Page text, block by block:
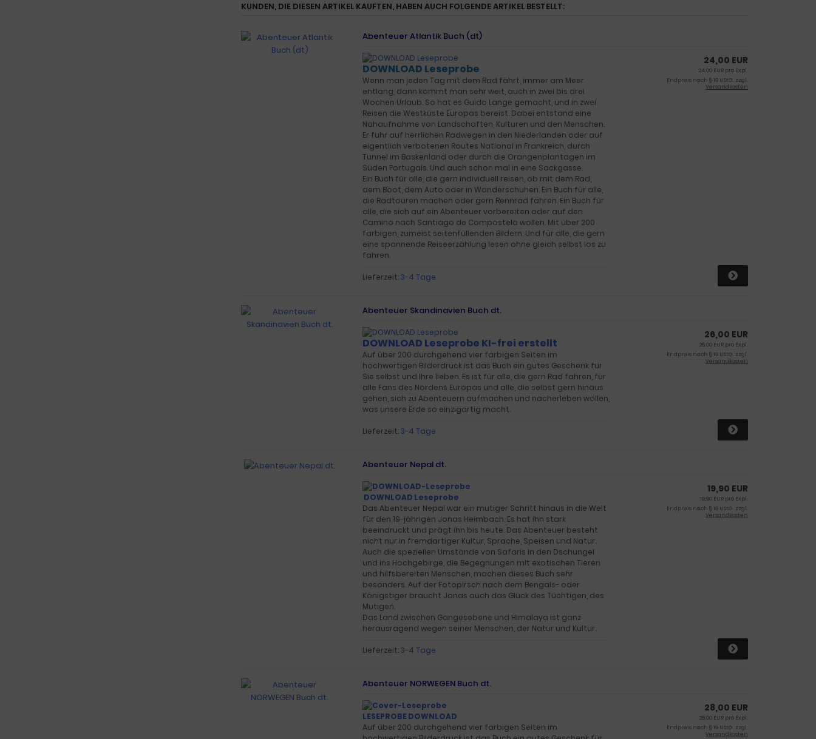
KUNDEN, DIE DIESEN ARTIKEL KAUFTEN, HABEN AUCH FOLGENDE ARTIKEL BESTELLT:
Abenteuer Atlantik Buch (dt)
DOWNLOAD Leseprobe
Wenn man jeden Tag mit dem Rad fährt, immer am Meer
entlang, dann kommt man sehr weit, auch in zwei bis drei
Wochen Urlaub. So hat es Guido Lange gemacht, und in zwei
Reisen die Westküste Europas bereist. Dabei entstand eine
Nahaufnahme von Landschaften, Kulturen und den Menschen.
Er fuhr auf herrlichen Radwegen in den Niederlanden oder auf
eigentlich verbotenen Routes National in Frankreich, durch
Tunnel im Baskenland oder durch die Orangenplantagen im
Süden Portugals. Und auch schon mal in eine Sackgasse.
Ein Buch für alle, die gern individuell reisen, ob mit dem Rad,
dem Boot, dem Auto oder in Wanderschuhen. Ein Buch für alle,
die Radtouren machen oder gern Rennrad fahren. Ein Buch für
alle, die sich auf ein Abenteuer vorbereiten oder auf den
Camino nach Santiago de Compostela wollen. Mit über 200
farbigen, zumeist seitenfüllenden Bildern. Und für alle, die gern
eine spannende Reiseerzählung lesen ohne gleich selbst los zu
fahren.
Lieferzeit:3-4 Tage
24,00 EUR
24,00 EUR pro Expl.
Endpreis nach § 19 UStG. zzgl.
Versandkosten
Abenteuer Skandinavien Buch dt.
DOWNLOAD Leseprobe KI-frei erstellt
Auf über 200 durchgehend vier farbigen Seiten im
hochwertigen Bilderdruck ist das Buch ein gutes Geschenk für
Sie selbst und Ihre lieben. Es ist für alle, die gern Rad fahren, für
alle Fans des Nordens Europas und alle, die selbst gern hinaus
gehen, sich zu Abenteuern aufmachen und nacherleben wollen,
was unsere Erde so einzigartig macht.
Lieferzeit:3-4 Tage
26,00 EUR
26,00 EUR pro Expl.
Endpreis nach § 19 UStG. zzgl.
Versandkosten
Abenteuer Nepal dt.
DOWNLOAD Leseprobe
Das Abenteuer Nepal war ein mutiger Schritt hinaus in die Welt
für den 19-jährigen Jonas Heimbach. Es hat ihn stark
beeindruckt und prägt ihn bis heute. Das Abenteuer besteht
nicht nur in fremdartiger Kultur, Sprache, Speisen und Natur.
Auch die speziellen Umstände von Safaris in den Dschungel
und ins Hochgebirge, die Begegnungen mit exotischen Tieren
und hilfsbereiten Menschen, machen dieses Buch sehr
besonders. Auf der Fotopirsch nach dem Bengals- oder
Königstiger braucht Jonas auch das Glück des Tüchtigen, des
Mutigen.
Das Land zwischen Gangesebene und Himalaya ist ganz
herausragend wegen seiner Menschen, der Natur und Kultur.
Lieferzeit:3-4 Tage
19,90 EUR
19,90 EUR pro Expl.
Endpreis nach § 19 UStG. zzgl.
Versandkosten
Abenteuer NORWEGEN Buch dt.
LESEPROBE DOWNLOAD
Auf über 200 durchgehend vier farbigen Seiten im
28,00 EUR
28,00 EUR pro Expl.
Endpreis nach § 19 UStG. zzgl.
Versandkosten